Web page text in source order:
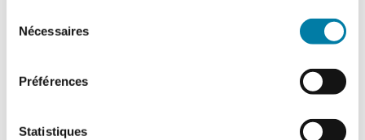
Nécessaires
Préférences
Statistiques